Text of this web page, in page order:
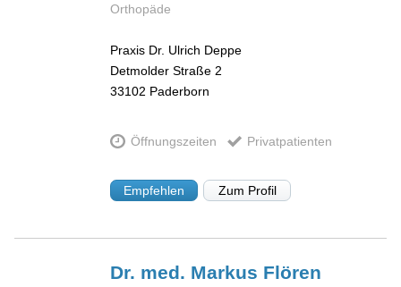
Orthopäde
Praxis Dr. Ulrich Deppe
Detmolder Straße 2
33102 Paderborn
Öffnungszeiten Privatpatienten
Empfehlen Zum Profil
Dr. med. Markus Flören